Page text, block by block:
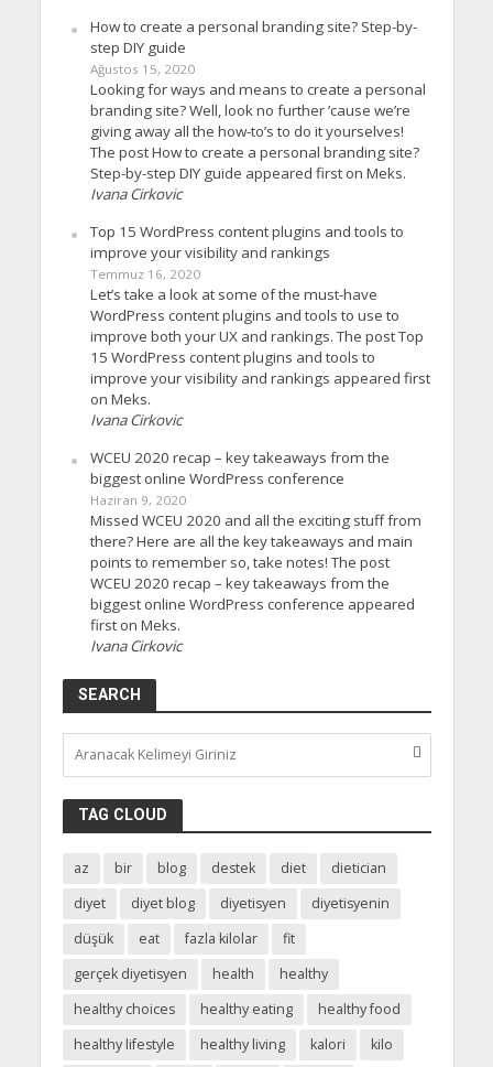
How to create a personal branding site? Step-by-
step DIY guide
Ağustos 15, 2020
Looking for ways and means to create a personal
branding site? Well, look no further ’cause we’re
giving away all the how-to’s to do it yourselves!
The post How to create a personal branding site?
Step-by-step DIY guide appeared first on Meks.
Ivana Cirkovic
Top 15 WordPress content plugins and tools to
improve your visibility and rankings
Temmuz 16, 2020
Let’s take a look at some of the must-have
WordPress content plugins and tools to use to
improve both your UX and rankings. The post Top
15 WordPress content plugins and tools to
improve your visibility and rankings appeared first
on Meks.
Ivana Cirkovic
WCEU 2020 recap – key takeaways from the
biggest online WordPress conference
Haziran 9, 2020
Missed WCEU 2020 and all the exciting stuff from
there? Here are all the key takeaways and main
points to remember so, take notes! The post
WCEU 2020 recap – key takeaways from the
biggest online WordPress conference appeared
first on Meks.
Ivana Cirkovic
SEARCH
TAG CLOUD
az bir blog destek diet
dietician
diyet
diyet blog diyetisyen
diyetisyenin
düşük
eat fazla kilolar
fit
gerçek diyetisyen
health
healthy
healthy choices
healthy eating
healthy food
healthy lifestyle
healthy living kalori kilo